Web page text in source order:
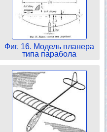
Фиг. 16. Модель планера
типа парабола